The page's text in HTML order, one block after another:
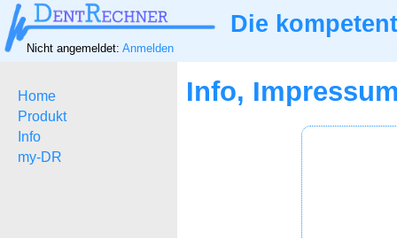
Die
Nicht angemeldet: Anmelden
Home
Produkt
Info
my-DR
Info,